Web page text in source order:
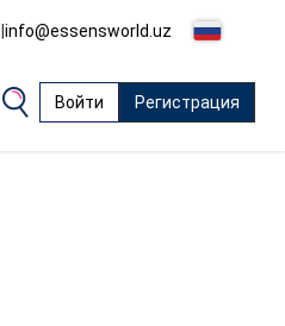
|info@essensworld.uz
Войти Регистрация